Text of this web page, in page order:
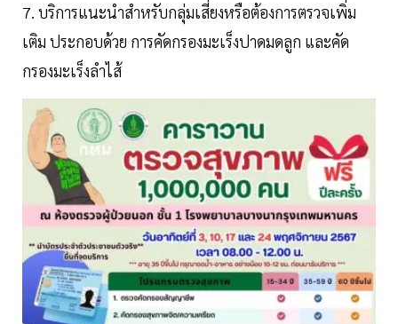
7. บริการแนะนำสำหรับกลุ่มเสี่ยงหรือต้องการตรวจเพิ่ม
เติม ประกอบด้วย การคัดกรองมะเร็งปาดมดลูก และคัด
กรองมะเร็งลำไส้